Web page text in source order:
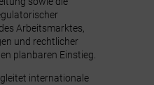
Arbeitsmarktes,
und rechtlicher
planbaren Einstieg.
internationale